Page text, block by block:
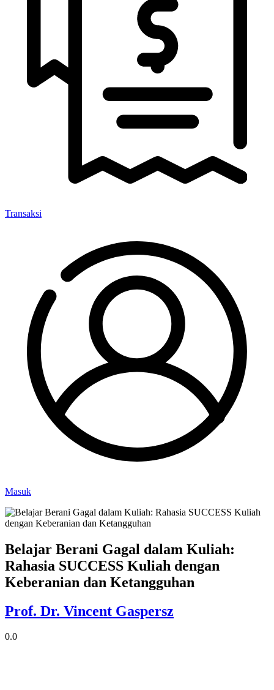
Transaksi
Masuk
Belajar Berani Gagal dalam Kuliah:
Rahasia SUCCESS Kuliah dengan
Keberanian dan Ketangguhan
Prof. Dr. Vincent Gaspersz
0.0